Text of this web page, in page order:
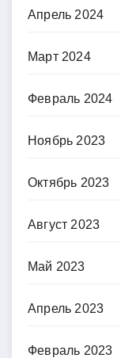
Апрель 2024
Март 2024
Февраль 2024
Ноябрь 2023
Октябрь 2023
Август 2023
Май 2023
Апрель 2023
Февраль 2023